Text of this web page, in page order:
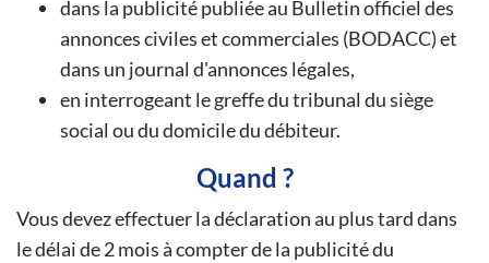
dans la publicité publiée au Bulletin officiel des
annonces civiles et commerciales (BODACC) et
dans un journal d'annonces légales,
en interrogeant le greffe du tribunal du siège
social ou du domicile du débiteur.
Quand ?
Vous devez effectuer la déclaration au plus tard dans
le délai de 2 mois à compter de la publicité du